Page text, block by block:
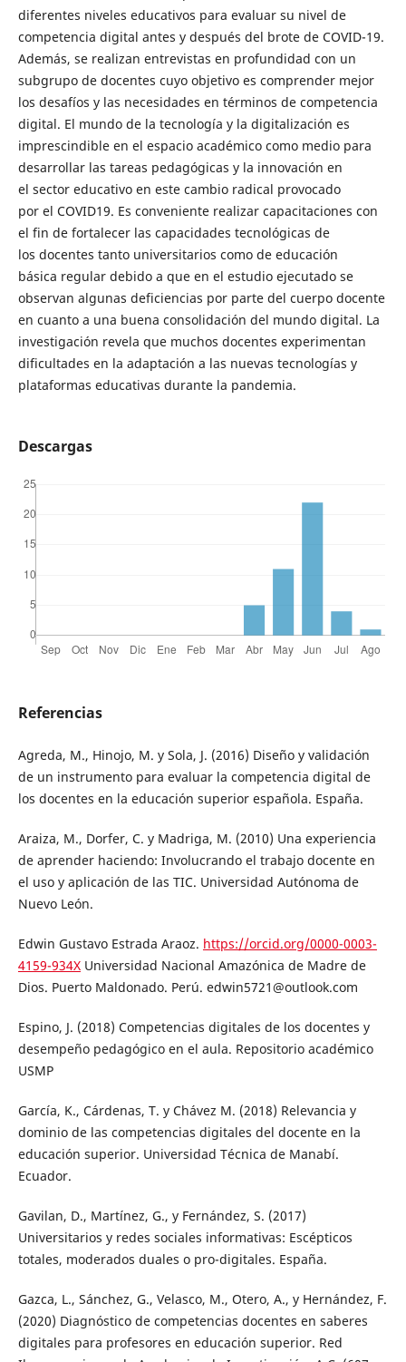
diferentes niveles educativos para evaluar su nivel de
competencia digital antes y después del brote de COVID-19.
Además, se realizan entrevistas en profundidad con un
subgrupo de docentes cuyo objetivo es comprender mejor
los desafíos y las necesidades en términos de competencia
digital. El mundo de la tecnología y la digitalización es
imprescindible en el espacio académico como medio para
desarrollar las tareas pedagógicas y la innovación en
el sector educativo en este cambio radical provocado
por el COVID19. Es conveniente realizar capacitaciones con
el fin de fortalecer las capacidades tecnológicas de
los docentes tanto universitarios como de educación
básica regular debido a que en el estudio ejecutado se
observan algunas deficiencias por parte del cuerpo docente
en cuanto a una buena consolidación del mundo digital. La
investigación revela que muchos docentes experimentan
dificultades en la adaptación a las nuevas tecnologías y
plataformas educativas durante la pandemia.
Descargas
Referencias
Agreda, M., Hinojo, M. y Sola, J. (2016) Diseño y validación
de un instrumento para evaluar la competencia digital de
los docentes en la educación superior española. España.
Araiza, M., Dorfer, C. y Madriga, M. (2010) Una experiencia
de aprender haciendo: Involucrando el trabajo docente en
el uso y aplicación de las TIC. Universidad Autónoma de
Nuevo León.
Edwin Gustavo Estrada Araoz. https://orcid.org/0000-0003-
4159-934XUniversidad Nacional Amazónica de Madre de
Dios. Puerto Maldonado. Perú. edwin5721@outlook.com
Espino, J. (2018) Competencias digitales de los docentes y
desempeño pedagógico en el aula. Repositorio académico
USMP
García, K., Cárdenas, T. y Chávez M. (2018) Relevancia y
dominio de las competencias digitales del docente en la
educación superior. Universidad Técnica de Manabí.
Ecuador.
Gavilan, D., Martínez, G., y Fernández, S. (2017)
Universitarios y redes sociales informativas: Escépticos
totales, moderados duales o pro-digitales. España.
Gazca, L., Sánchez, G., Velasco, M., Otero, A., y Hernández, F.
(2020) Diagnóstico de competencias docentes en saberes
digitales para profesores en educación superior. Red